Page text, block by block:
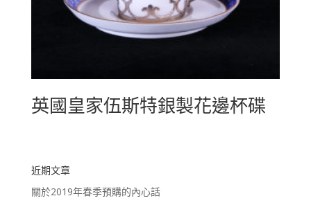
英國皇家伍斯特銀製花邊杯碟
近期文章
關於2019年春季預購的內心話